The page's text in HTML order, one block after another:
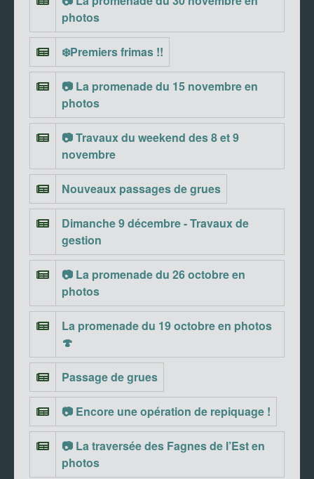
photos
❄️Premiers frimas !!
📷 La promenade du 15 novembre en
photos
📷 Travaux du weekend des 8 et 9
novembre
Nouveaux passages de grues
Dimanche 9 décembre - Travaux de
gestion
📷 La promenade du 26 octobre en
photos
La promenade du 19 octobre en photos
🍄
Passage de grues
📷 Encore une opération de repiquage !
📷 La traversée des Fagnes de l’Est en
photos